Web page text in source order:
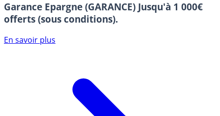
Garance Epargne (GARANCE) Jusqu'à 1 000€
offerts (sous conditions).
En savoir plus